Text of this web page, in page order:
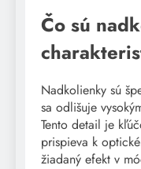
Čo sú
Nadkolienky sú
sa odlišuje
Tento detail je
prispieva k
žiadaný efekt v